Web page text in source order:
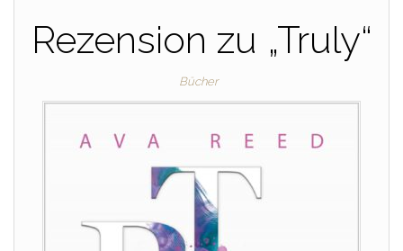
Rezension zu „Truly“
Bücher